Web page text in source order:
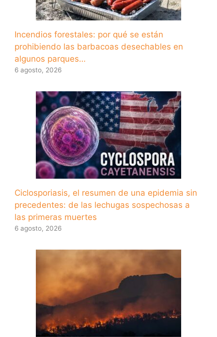
Incendios forestales: por qué se están
prohibiendo las barbacoas desechables en
algunos parques…
6 agosto, 2026
Ciclosporiasis, el resumen de una epidemia sin
precedentes: de las lechugas sospechosas a
las primeras muertes
6 agosto, 2026